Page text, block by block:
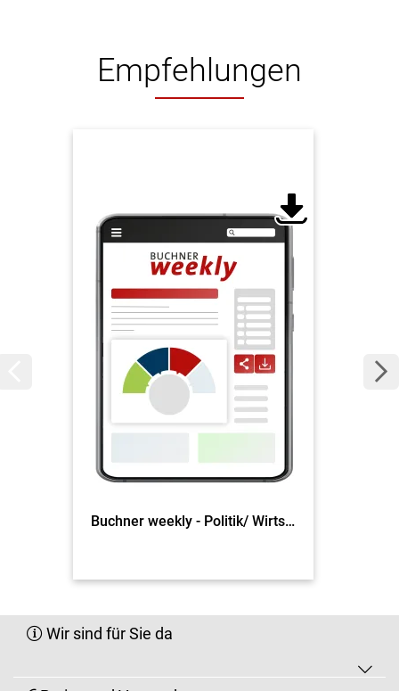
Empfehlungen
Buchner weekly - Politik/ Wirtschaft
Wir sind für Sie da